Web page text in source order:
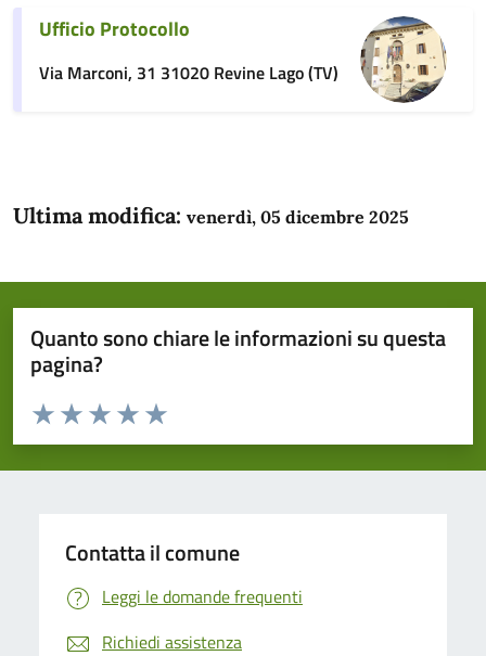
Ufficio Protocollo
Via Marconi, 31 31020 Revine Lago (TV)
Ultima modifica: venerdì, 05 dicembre 2025
Quanto sono chiare le informazioni su questa
pagina?
Domanda
Valuta da 1 a 5 stelle la pagina
Valuta 5 stelle su 5
Valuta 4 stelle su 5
Valuta 3 stelle su 5
Valuta 2 stelle su 5
Valuta 1 stelle su 5
Contatta il comune
Leggi le domande frequenti
Richiedi assistenza